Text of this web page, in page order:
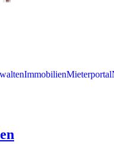
ImmobilienMieterportal